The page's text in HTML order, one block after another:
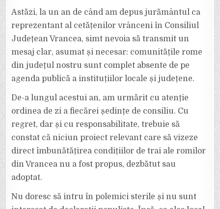
Astăzi, la un an de când am depus jurământul ca
reprezentant al cetățenilor vrânceni în Consiliul
Județean Vrancea, simt nevoia să transmit un
mesaj clar, asumat și necesar: comunitățile rome
din județul nostru sunt complet absente de pe
agenda publică a instituțiilor locale și județene.
De-a lungul acestui an, am urmărit cu atenție
ordinea de zi a fiecărei ședințe de consiliu. Cu
regret, dar și cu responsabilitate, trebuie să
constat că niciun proiect relevant care să vizeze
direct îmbunătățirea condițiilor de trai ale romilor
din Vrancea nu a fost propus, dezbătut sau
adoptat.
Nu doresc să intru în polemici sterile și nu sunt